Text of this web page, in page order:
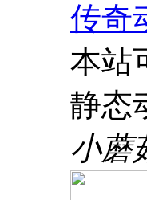
传奇
本站
静态
小蘑